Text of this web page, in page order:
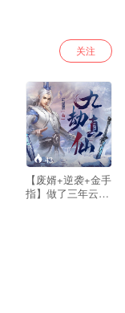
关注
43
【废婿+逆袭+金手
指】做了三年云城